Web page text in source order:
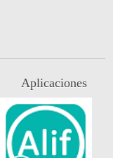
Aplicaciones